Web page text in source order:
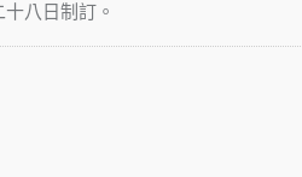
八日制訂。